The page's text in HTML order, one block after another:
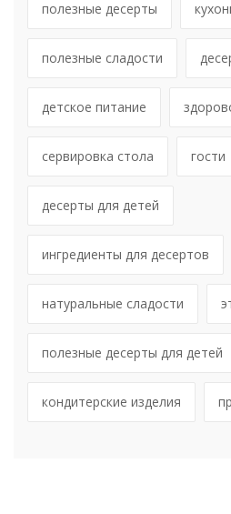
полезные десерты
полезные сладости
детское питание
сервировка стола гости
десерты для детей
ингредиенты для десертов
натуральные сладости
полезные десерты для детей
кондитерские изделия